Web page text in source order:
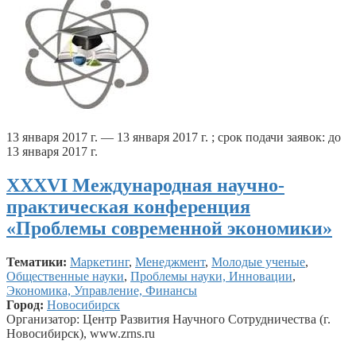
13 января 2017 г. — 13 января 2017 г. ; срок подачи заявок: до
13 января 2017 г.
ХXXVI Международная научно-
практическая конференция
«Проблемы современной экономики»
Тематики: Маркетинг, Менеджмент, Молодые ученые,
Общественные науки, Проблемы науки, Инновации,
Экономика, Управление, Финансы
Город: Новосибирск
Организатор: Центр Развития Научного Сотрудничества (г.
Новосибирск), www.zrns.ru